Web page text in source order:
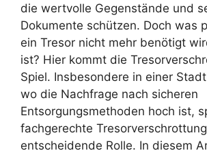
die wertvolle Gegenstände und
Dokumente schützen. Doch was
ein Tresor nicht mehr benötigt
ist? Hier kommt die
Spiel. Insbesondere in einer
wo die Nachfrage nach sicheren
Entsorgungsmethoden hoch ist,
fachgerechte
entscheidende Rolle. In diesem